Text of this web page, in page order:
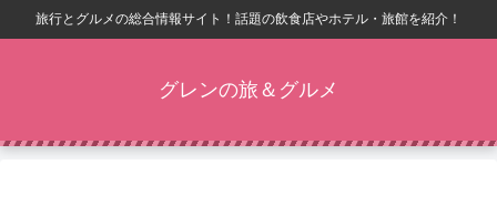
旅行とグルメの総合情報サイト！話題の飲食店やホテル・旅館を紹介！
グレンの旅＆グルメ